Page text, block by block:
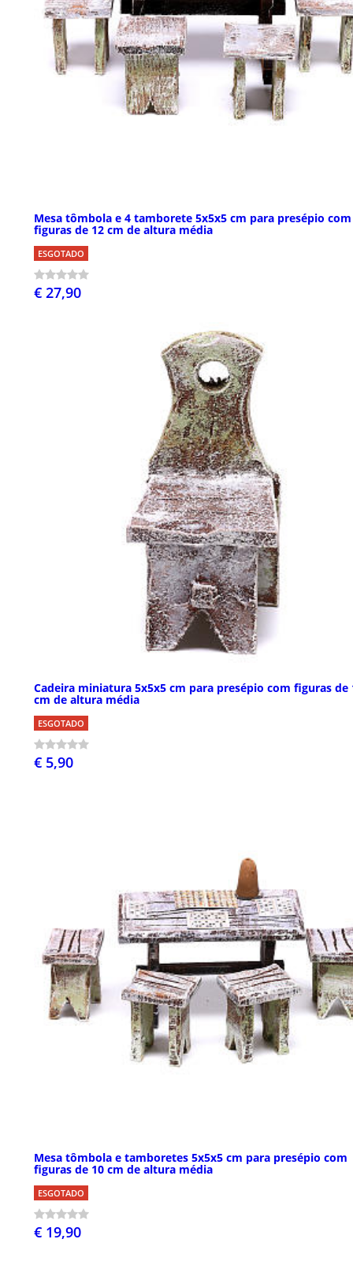
Mesa tômbola e 4 tamborete 5x5x5 cm para presépio com
figuras de 12 cm de altura média
ESGOTADO
€ 27,90
Cadeira miniatura 5x5x5 cm para presépio com figuras de
cm de altura média
ESGOTADO
€ 5,90
Mesa tômbola e tamboretes 5x5x5 cm para presépio com
figuras de 10 cm de altura média
ESGOTADO
€ 19,90